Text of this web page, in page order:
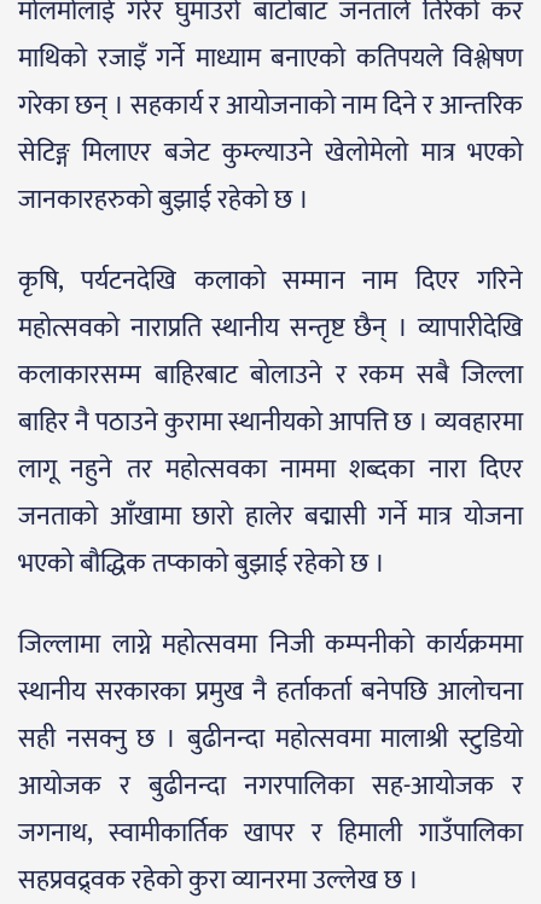
मोलमोलाई गरेर घुमाउरो बाटोबाट जनताले तिरेको कर
माथिको रजाइँ गर्ने माध्याम बनाएको कतिपयले विश्लेषण
गरेका छन् । सहकार्य र आयोजनाको नाम दिने र आन्तरिक
सेटिङ्ग मिलाएर बजेट कुम्ल्याउने खेलोमेलो मात्र भएको
जानकारहरुको बुझाई रहेको छ ।
कृषि, पर्यटनदेखि कलाको सम्मान नाम दिएर गरिने
महोत्सवको नाराप्रति स्थानीय सन्तृष्ट छैन् । व्यापारीदेखि
कलाकारसम्म बाहिरबाट बोलाउने र रकम सबै जिल्ला
बाहिर नै पठाउने कुरामा स्थानीयको आपत्ति छ । व्यवहारमा
लागू नहुने तर महोत्सवका नाममा शब्दका नारा दिएर
जनताको आँखामा छारो हालेर बद्मासी गर्ने मात्र योजना
भएको बौद्धिक तप्काको बुझाई रहेको छ ।
जिल्लामा लाग्ने महोत्सवमा निजी कम्पनीको कार्यक्रममा
स्थानीय सरकारका प्रमुख नै हर्ताकर्ता बनेपछि आलोचना
सही नसक्नु छ । बुढीनन्दा महोत्सवमा मालाश्री स्टुडियो
आयोजक र बुढीनन्दा नगरपालिका सह-आयोजक र
जगनाथ, स्वामीकार्तिक खापर र हिमाली गाउँपालिका
सहप्रवद्र्वक रहेको कुरा व्यानरमा उल्लेख छ ।